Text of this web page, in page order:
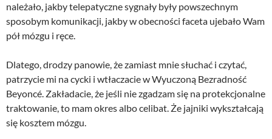
należało, jakby telepatyczne sygnały były powszechnym
sposobym komunikacji, jakby w obecności faceta ujebało Wam
pół mózgu i ręce.
Dlatego, drodzy panowie, że zamiast mnie słuchać i czytać,
patrzycie mi na cycki i wtłaczacie w Wyuczoną Bezradność
Beyoncé. Zakładacie, że jeśli nie zgadzam się na protekcjonalne
traktowanie, to mam okres albo celibat. Że jajniki wykształcają
się kosztem mózgu.